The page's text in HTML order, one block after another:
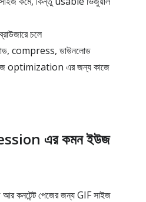
চলে
compress, ডাউনলোড
optimization এর জন্য কাজে
এর কমন ইউজ
আর কনটেন্ট পেজের জন্য GIF সাইজ